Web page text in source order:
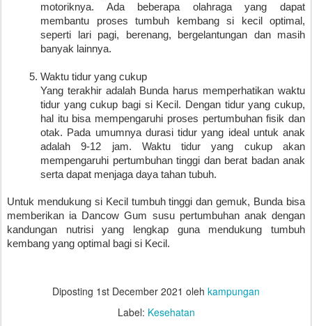
motoriknya. Ada beberapa olahraga yang dapat
membantu proses tumbuh kembang si kecil optimal,
seperti lari pagi, berenang, bergelantungan dan masih
banyak lainnya.
Waktu tidur yang cukup
Yang terakhir adalah Bunda harus memperhatikan waktu
tidur yang cukup bagi si Kecil. Dengan tidur yang cukup,
hal itu bisa mempengaruhi proses pertumbuhan fisik dan
otak. Pada umumnya durasi tidur yang ideal untuk anak
adalah 9-12 jam. Waktu tidur yang cukup akan
mempengaruhi pertumbuhan tinggi dan berat badan anak
serta dapat menjaga daya tahan tubuh.
Untuk mendukung si Kecil tumbuh tinggi dan gemuk, Bunda bisa
memberikan ia Dancow Gum susu pertumbuhan anak dengan
kandungan nutrisi yang lengkap guna mendukung tumbuh
kembang yang optimal bagi si Kecil.
Diposting 1st December 2021 oleh kampungan
Label: Kesehatan